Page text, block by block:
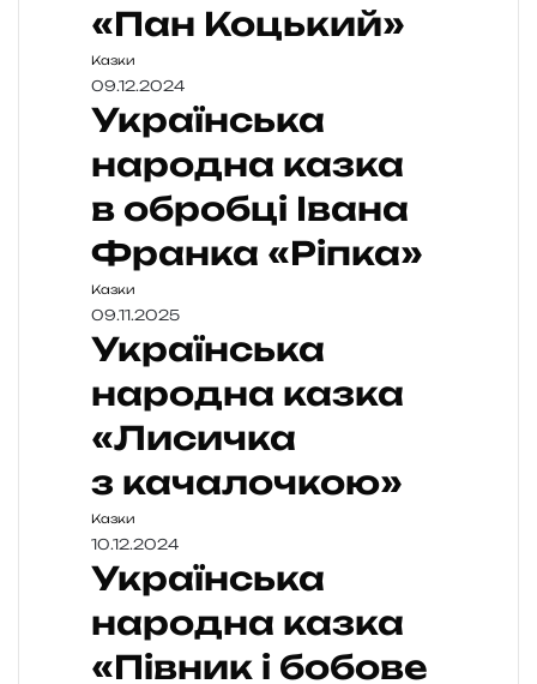
«Пан Коцький»
Казки
09.12.2024
Українська
народна казка
в обробці Івана
Франка «Ріпка»
Казки
09.11.2025
Українська
народна казка
«Лисичка
з качалочкою»
Казки
10.12.2024
Українська
народна казка
«Півник і бобове